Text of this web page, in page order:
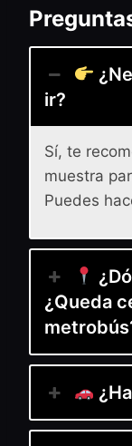
ir?
Sí, te
muestra
Puedes
¿Queda